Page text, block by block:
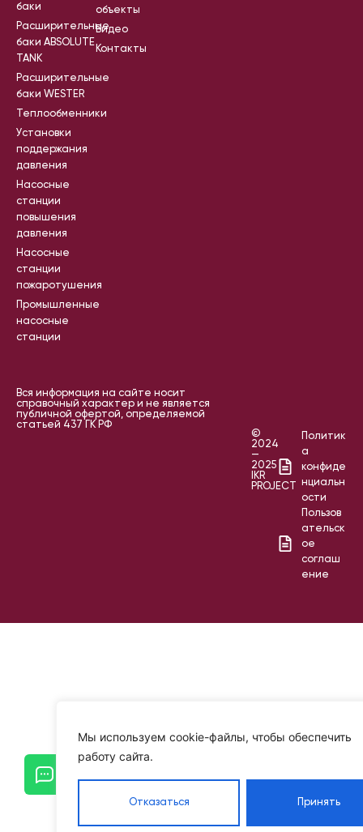
Мы используем cookie-файлы, чтобы обеспечить
работу сайта.
Отказаться Принять
баки
Расширительные
баки ABSOLUTE
TANK
Расширительные
баки WESTER
Теплообменники
Установки
поддержания
давления
Насосные
станции
повышения
давления
Насосные
станции
пожаротушения
Промышленные
насосные
станции
объекты
Видео
Контакты
Вся информация на сайте носит
справочный характер и не является
публичной офертой, определяемой
статьей 437 ГК РФ
©
2024
—
2025
IKR
PROJECT
Политик
а
конфиде
нциальн
ости
Пользов
ательск
ое
соглаш
ение